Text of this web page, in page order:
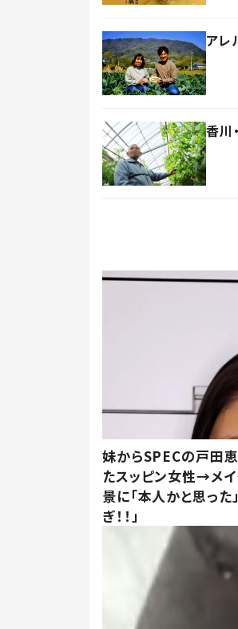
アレ
香川
妹からSPECの戸田
たスッピン女性→メ
景に「本人かと思った
ぎ！！」